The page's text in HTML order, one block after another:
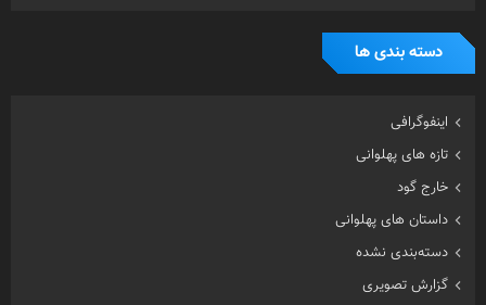
دسته بندی ها
اینفوگرافی
تازه های پهلوانی
خارج گود
داستان های پهلوانی
دسته‌بندی نشده
گزارش تصویری